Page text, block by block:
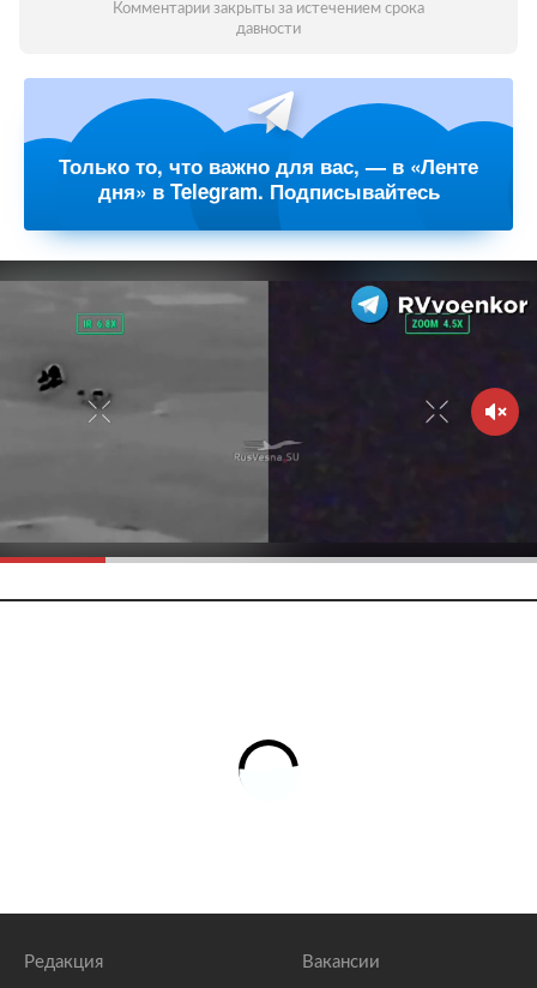
Комментарии закрыты за истечением срока
давности
Только то, что важно для вас, — в «Ленте
дня» в Telegram. Подписывайтесь
Редакция Вакансии